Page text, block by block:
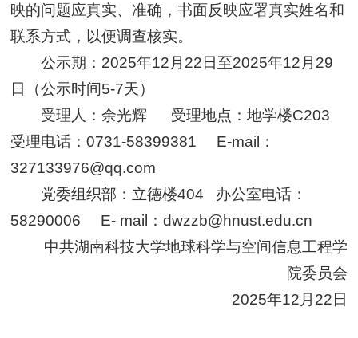
映的问题应真实、准确，书面反映应署真实姓名和
联系方式，以便调查核实。
公示期：2025年12月22日至2025年12月29
日（公示时间5-7天）
受理人：余光辉 受理地点：地学楼C203
受理电话：0731-58399381 E-mail：
327133976@qq.com
党委组织部：立德楼404 办公室电话：
58290006 E- mail：dwzzb@hnust.edu.cn
中共湖南科技大学地球科学与空间信息工程学
院委员会
2025年12月22日